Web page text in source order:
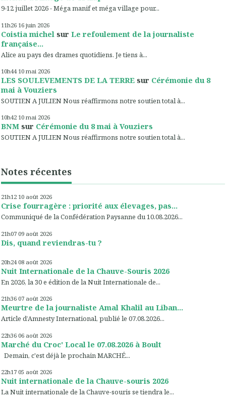
9-12 juillet 2026 - Méga manif et méga village pour...
11h26 16 juin 2026
Coistia michel sur Le refoulement de la journaliste
française...
Alice au pays des drames quotidiens. Je tiens à...
10h44 10 mai 2026
LES SOULEVEMENTS DE LA TERRE sur Cérémonie du 8
mai à Vouziers
SOUTIEN A JULIEN Nous réaffirmons notre soutien total à...
10h42 10 mai 2026
BNM sur Cérémonie du 8 mai à Vouziers
SOUTIEN A JULIEN Nous réaffirmons notre soutien total à...
Notes récentes
21h12 10 août 2026
Crise fourragère : priorité aux élevages, pas...
Communiqué de la Confédération Paysanne du 10.08.2026...
21h07 09 août 2026
Dis, quand reviendras-tu ?
20h24 08 août 2026
Nuit Internationale de la Chauve-Souris 2026
En 2026, la 30 e édition de la Nuit Internationale de...
21h36 07 août 2026
Meurtre de la journaliste Amal Khalil au Liban...
Article d’Amnesty International, publié le 07.08.2026...
22h36 06 août 2026
Marché du Croc' Local le 07.08.2026 à Boult
Demain, c'est déjà le prochain MARCHÉ...
22h17 05 août 2026
Nuit internationale de la Chauve-souris 2026
La Nuit internationale de la Chauve-souris se tiendra le...